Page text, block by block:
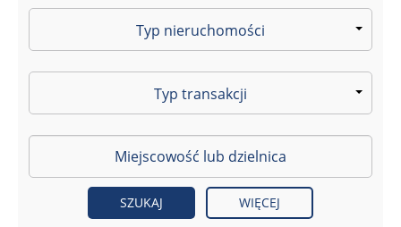
Typ nieruchomości
Typ transakcji
WIĘCEJ